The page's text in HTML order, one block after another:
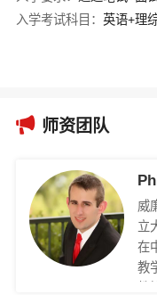
入学考试科目： 英语+理
 师资团队
威
立
在
教